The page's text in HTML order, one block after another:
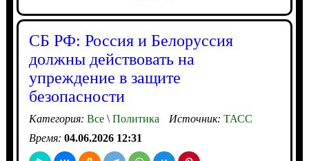
СБ РФ: Россия и Белоруссия
должны действовать на
упреждение в защите
безопасности
Категория: Все\Политика Источник: ТАСС
Время: 04.06.2026 12:31